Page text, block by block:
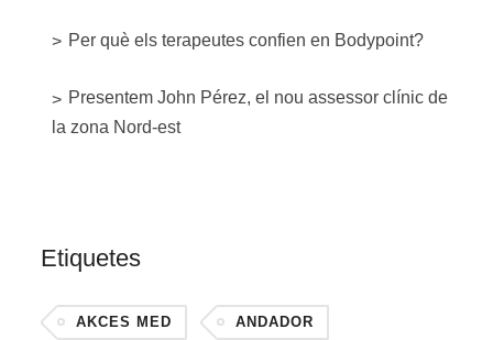
Per què els terapeutes confien en Bodypoint?
Presentem John Pérez, el nou assessor clínic de
la zona Nord-est
Etiquetes
AKCES MED ANDADOR